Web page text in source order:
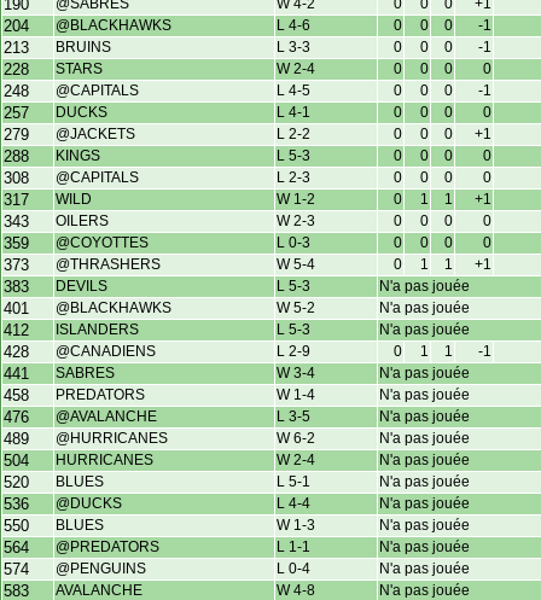
190 @SABRES W 4-2 0 0 0 +1
204 @BLACKHAWKS L 4-6 0 0 0 -1
213 BRUINS L 3-3 0 0 0 -1
228 STARS W 2-4 0 0 0 0
248 @CAPITALS L 4-5 0 0 0 -1
257 DUCKS L 4-1 0 0 0 0
279 @JACKETS L 2-2 0 0 0 +1
288 KINGS L 5-3 0 0 0 0
308 @CAPITALS L 2-3 0 0 0 0
317 WILD W 1-2 0 1 1 +1
343 OILERS W 2-3 0 0 0 0
359 @COYOTTES L 0-3 0 0 0 0
373 @THRASHERS W 5-4 0 1 1 +1
383 DEVILS L 5-3 N'a pas jouée
401 @BLACKHAWKS W 5-2 N'a pas jouée
412 ISLANDERS L 5-3 N'a pas jouée
428 @CANADIENS L 2-9 0 1 1 -1
441 SABRES W 3-4 N'a pas jouée
458 PREDATORS W 1-4 N'a pas jouée
476 @AVALANCHE L 3-5 N'a pas jouée
489 @HURRICANES W 6-2 N'a pas jouée
504 HURRICANES W 2-4 N'a pas jouée
520 BLUES L 5-1 N'a pas jouée
536 @DUCKS L 4-4 N'a pas jouée
550 BLUES W 1-3 N'a pas jouée
564 @PREDATORS L 1-1 N'a pas jouée
574 @PENGUINS L 0-4 N'a pas jouée
583 AVALANCHE W 4-8 N'a pas jouée